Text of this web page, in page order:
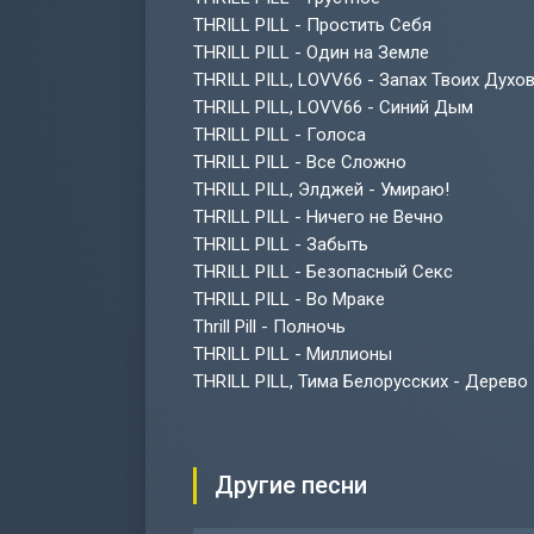
THRILL PILL - Простить Себя
THRILL PILL - Один на Земле
THRILL PILL, LOVV66 - Запах Твоих Духов
THRILL PILL, LOVV66 - Синий Дым
THRILL PILL - Голоса
THRILL PILL - Все Сложно
THRILL PILL, Элджей - Умираю!
THRILL PILL - Ничего не Вечно
THRILL PILL - Забыть
THRILL PILL - Безопасный Секс
THRILL PILL - Во Мраке
Thrill Pill - Полночь
THRILL PILL - Миллионы
THRILL PILL, Тима Белорусских - Дерево
Другие песни